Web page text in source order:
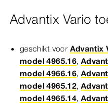
Advantix Vario
geschikt voor Advantix
model 4965.16,
model 4966.16,
model 4965.12,
model 4965.14,